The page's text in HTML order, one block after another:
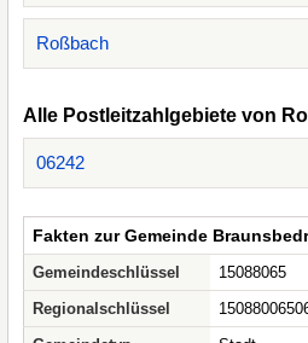
Roßbach
Alle Postleitzahlgebiete von
06242
Fakten zur Gemeinde
Gemeindeschlüssel
15088065
Regionalschlüssel